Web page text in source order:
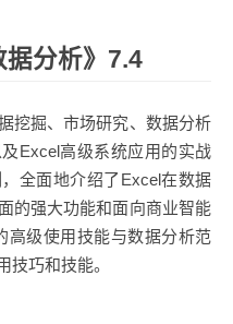
据分析》7.4
挖掘、市场研究、数据分析
Excel高级系统应用的实战
全面地介绍了Excel在数据
的强大功能和面向商业智能
高级使用技能与数据分析范
技巧和技能。